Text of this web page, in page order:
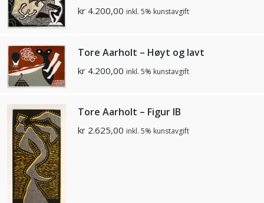
kr 4.200,00 inkl. 5% kunstavgift
Tore Aarholt – Høyt og lavt
kr 4.200,00 inkl. 5% kunstavgift
Tore Aarholt – Figur IB
kr 2.625,00 inkl. 5% kunstavgift